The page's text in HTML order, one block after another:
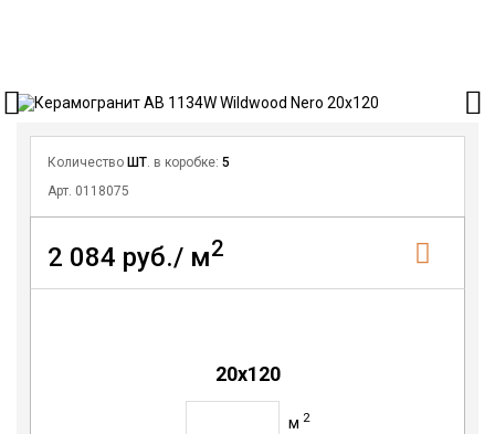
Количество ШТ. в коробке: 5
Арт. 0118075
2 084 руб./ м2
20x120
м 2